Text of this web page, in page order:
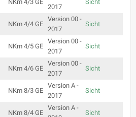
NKm 4/3 GE
2017
Sicht
NKm 4/4 GE
Version 00 -
2017
Sicht
NKm 4/5 GE
Version 00 -
2017
Sicht
NKm 4/6 GE
Version 00 -
2017
Sicht
NKm 8/3 GE
Version A -
2017
Sicht
NKm 8/4 GE
Version A -
Sicht